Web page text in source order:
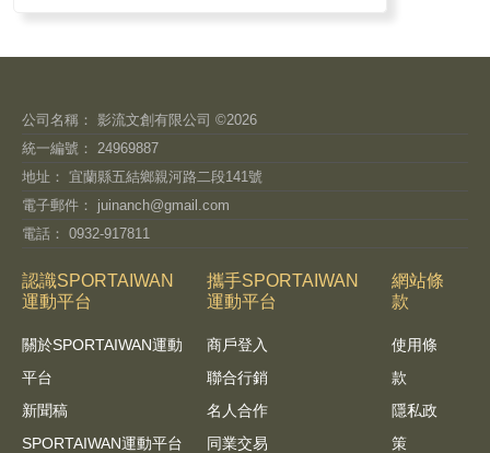
公司名稱： 影流文創有限公司 ©2026
統一編號： 24969887
地址： 宜蘭縣五結鄉親河路二段141號
電子郵件： juinanch@gmail.com
電話： 0932-917811
認識SPORTAIWAN
運動平台
關於SPORTAIWAN運動
平台
新聞稿
SPORTAIWAN運動平台
攜手SPORTAIWAN
運動平台
商戶登入
聯合行銷
名人合作
同業交易
網站條
款
使用條
款
隱私政
策